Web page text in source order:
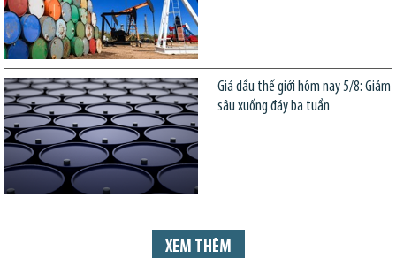
Giá dầu thế giới hôm nay 5/8: Giảm
sâu xuống đáy ba tuần
XEM THÊM